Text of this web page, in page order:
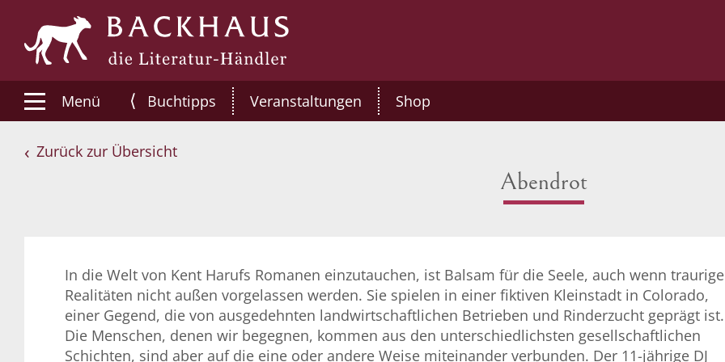
Menü ⟨ Buchtipps Veranstaltungen Shop
Zurück zur Übersicht
Abendrot
In die Welt von Kent Harufs Romanen einzutauchen, ist Balsam für die Seele, auch wenn traurige
Realitäten nicht außen vorgelassen werden. Sie spielen in einer fiktiven Kleinstadt in Colorado,
einer Gegend, die von ausgedehnten landwirtschaftlichen Betrieben und Rinderzucht geprägt ist.
Die Menschen, denen wir begegnen, kommen aus den unterschiedlichsten gesellschaftlichen
Schichten, sind aber auf die eine oder andere Weise miteinander verbunden. Der 11-jährige DJ